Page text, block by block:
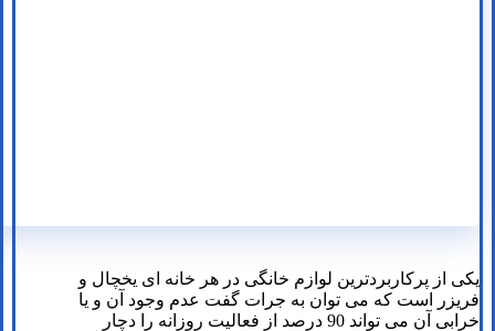
یکی از پرکاربردترین لوازم خانگی در هر خانه ای یخچال و
فریزر است که می توان به جرات گفت عدم وجود آن و یا
خرابی آن می تواند 90 درصد از فعالیت روزانه را دچار